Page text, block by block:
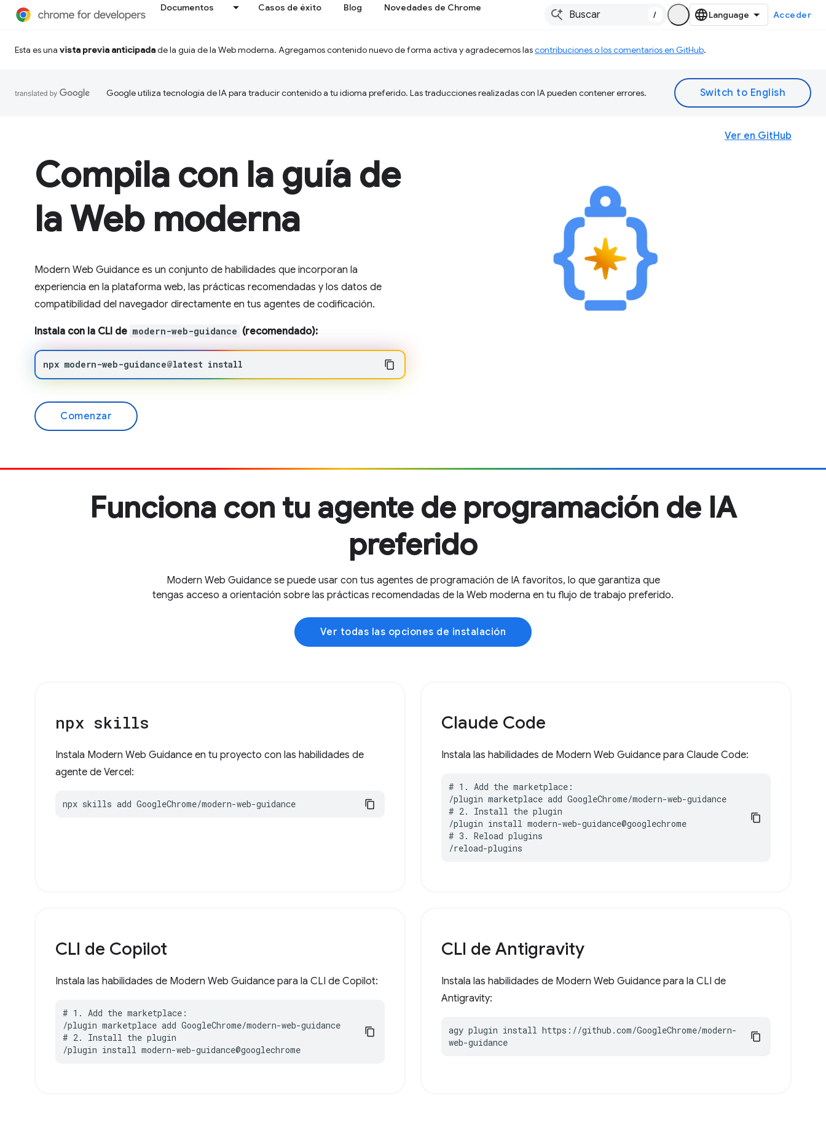
Documentos Casos de éxito Blog Novedades de Chrome
/ Acceder
Esta es una vista previa anticipadade la guía de la Web moderna. Agregamos contenido nuevo de forma activa y agradecemos lascontribuciones o los comentarios en GitHub.
Google utiliza tecnología de IA para traducir contenido a tu idioma preferido. Las traducciones realizadas con IA pueden contener errores.
Compila con la guía de
la Web moderna
Modern Web Guidance es un conjunto de habilidades que incorporan la
experiencia en la plataforma web, las prácticas recomendadas y los datos de
compatibilidad del navegador directamente en tus agentes de codificación.
Instala con la CLI de modern-web-guidance (recomendado):
npx modern-web-guidance@latest install
Comenzar
Ver en GitHub
Funciona con tu agente de programación de IA
preferido
Modern Web Guidance se puede usar con tus agentes de programación de IA favoritos, lo que garantiza que
tengas acceso a orientación sobre las prácticas recomendadas de la Web moderna en tu flujo de trabajo preferido.
Ver todas las opciones de instalación
npx skills
Instala Modern Web Guidance en tu proyecto con las habilidades de
agente de Vercel:
npx skills add GoogleChrome/modern-web-guidance
Claude Code
Instala las habilidades de Modern Web Guidance para Claude Code:
# 1. Add the marketplace:
/plugin marketplace add GoogleChrome/modern-web-guidance
# 2. Install the plugin
/plugin install modern-web-guidance@googlechrome
# 3. Reload plugins
/reload-plugins
CLI de Copilot
Instala las habilidades de Modern Web Guidance para la CLI de Copilot:
# 1. Add the marketplace:
/plugin marketplace add GoogleChrome/modern-web-guidance
# 2. Install the plugin
/plugin install modern-web-guidance@googlechrome
CLI de Antigravity
Instala las habilidades de Modern Web Guidance para la CLI de
Antigravity:
agy plugin install https://github.com/GoogleChrome/modern-
web-guidance